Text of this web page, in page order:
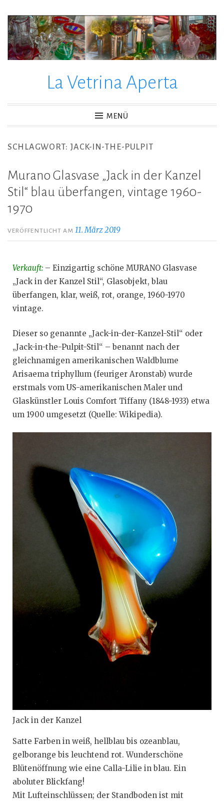
La Vetrina Aperta
MENÜ
SCHLAGWORT: JACK-IN-THE-PULPIT
Murano Glasvase „Jack in der Kanzel
Stil“ blau überfangen, vintage 1960-
1970
VERÖFFENTLICHT AM11. März 2019
Verkauft: – Einzigartig schöne MURANO Glasvase
„Jack in der Kanzel Stil“, Glasobjekt, blau
überfangen, klar, weiß, rot, orange, 1960-1970
vintage.
Dieser so genannte „Jack-in-der-Kanzel-Stil“ oder
„Jack-in-the-Pulpit-Stil“ – benannt nach der
gleichnamigen amerikanischen Waldblume
Arisaema triphyllum (feuriger Aronstab) wurde
erstmals vom US-amerikanischen Maler und
Glaskünstler Louis Comfort Tiffany (1848-1933) etwa
um 1900 umgesetzt (Quelle: Wikipedia).
Jack in der Kanzel
Satte Farben in weiß, hellblau bis ozeanblau,
gelborange bis leuchtend rot. Wunderschöne
Blütenöffnung wie eine Calla-Lilie in blau. Ein
aboluter Blickfang!
Mit Lufteinschlüssen; der Standboden ist mit